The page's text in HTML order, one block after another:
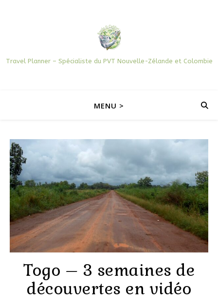
Travel Planner – Spécialiste du PVT Nouvelle-Zélande et Colombie
MENU >
Togo – 3 semaines de
découvertes en vidéo